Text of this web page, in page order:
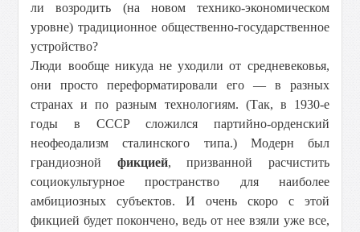
ли возродить (на новом технико-экономическом
уровне) традиционное общественно-государственное
устройство?
Люди вообще никуда не уходили от средневековья,
они просто переформатировали его — в разных
странах и по разным технологиям. (Так, в 1930-е
годы в СССР сложился партийно-орденский
неофеодализм сталинского типа.) Модерн был
грандиозной фикцией, призванной расчистить
социокультурное пространство для наиболее
амбициозных субъектов. И очень скоро с этой
фикцией будет покончено, ведь от нее взяли уже все,